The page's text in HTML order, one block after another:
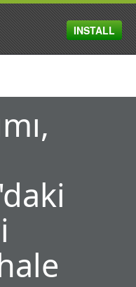
MENU
INSTALL